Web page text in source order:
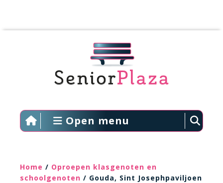
Open menu
Home / Oproepen klasgenoten en
schoolgenoten / Gouda, Sint Josephpaviljoen